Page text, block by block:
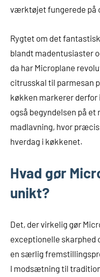
værktøjet fungerede på
Rygtet om det
blandt madentusiaster
da har Microplane
citrusskal til parmesan
køkken markerer
også begyndelsen på
madlavning, hvor
hverdag i køkkenet.
Hvad gør
unikt?
Det, der virkelig gør
exceptionelle skarphed
en særlig
I modsætning til